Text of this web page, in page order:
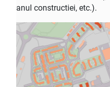
anul constructiei, etc.).